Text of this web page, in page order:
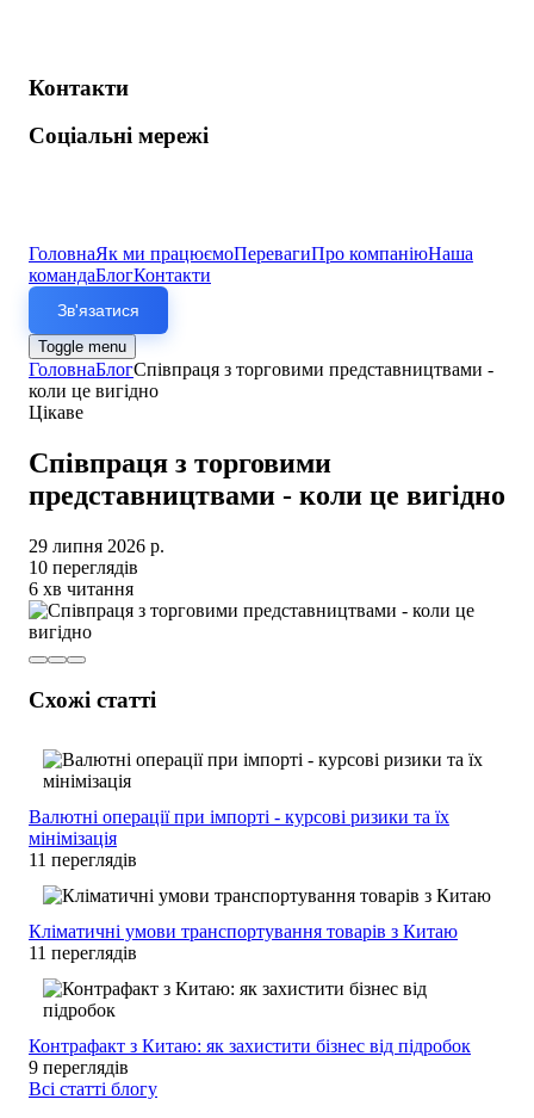
Контакти
Соціальні мережі
ГоловнаЯк ми працюємоПеревагиПро компаніюНаша
командаБлогКонтакти
Зв'язатися
Toggle menu
ГоловнаБлогСпівпраця з торговими представництвами -
коли це вигідно
Цікаве
Співпраця з торговими
представництвами - коли це вигідно
29 липня 2026 р.
10 переглядів
6 хв читання
Схожі статті
Валютні операції при імпорті - курсові ризики та їх
мінімізація
11 переглядів
Кліматичні умови транспортування товарів з Китаю
11 переглядів
Контрафакт з Китаю: як захистити бізнес від підробок
9 переглядів
Всі статті блогу